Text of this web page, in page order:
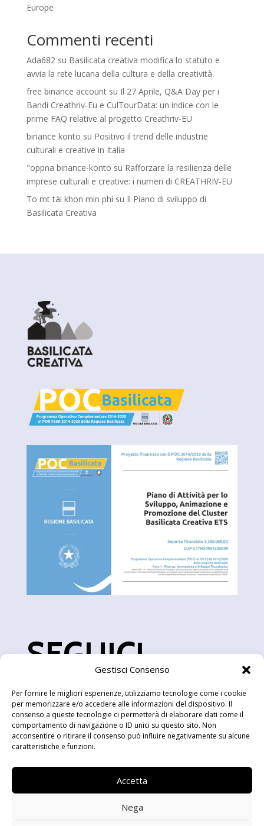
Gestisci Consenso
Per fornire le migliori esperienze, utilizziamo tecnologie come i cookie
per memorizzare e/o accedere alle informazioni del dispositivo. Il
consenso a queste tecnologie ci permetterà di elaborare dati come il
comportamento di navigazione o ID unici su questo sito. Non
acconsentire o ritirare il consenso può influire negativamente su alcune
caratteristiche e funzioni.
Accetta
Nega
Europe
Commenti recenti
Ada682 su Basilicata creativa modifica lo statuto e
avvia la rete lucana della cultura e della creatività
free binance accountsu Il 27 Aprile, Q&A Day per i
Bandi Creathriv-Eu e CulTourData: un indice con le
prime FAQ relative al progetto Creathriv-EU
binance konto su Positivo il trend delle industrie
culturali e creative in Italia
"oppna binance-konto su Rafforzare la resilienza delle
imprese culturali e creative: i numeri di CREATHRIV-EU
To mt tài khon min phísu Il Piano di sviluppo di
Basilicata Creativa
SEGUICI
Via Lanera snc, 75100 Matera